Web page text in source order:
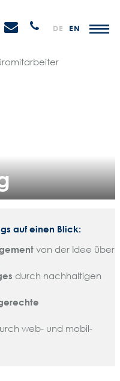
Anrufen
DE EN
auf einen Blick:
von der Idee über
durch nachhaltigen
web- und mobil-